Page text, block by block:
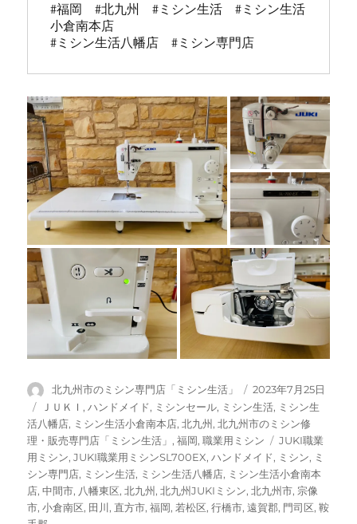
#福岡　#北九州　#ミシン生活　#ミシン生活
小倉南本店
#ミシン生活八幡店　#ミシン専門店
投
稿
者
北九州市のミシン専門店「ミシン生活」
投
稿
日:
2023年7月25日
カ
テ
ゴ
リ
ー
ＪＵＫＩ ,ハンドメイド, ミシンセール, ミシン生活, ミシン生
活八幡店, ミシン生活小倉南本店,北九州,北九州市のミシン修
理・販売専門店「ミシン生活」 ,福岡,職業用ミシン
タ
グ
JUKI職業
用ミシン,JUKI職業用ミシンSL700EX,ハンドメイド, ミシン, ミ
シン専門店, ミシン生活, ミシン生活八幡店, ミシン生活小倉南本
店,中間市, 八幡東区,北九州,北九州JUKIミシン,北九州市, 宗像
市,小倉南区, 田川, 直方市,福岡, 若松区,行橋市,遠賀郡, 門司区,鞍